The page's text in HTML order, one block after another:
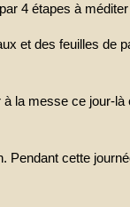
4 étapes à méditer
et des feuilles de
à la messe ce jour-là
Pendant cette